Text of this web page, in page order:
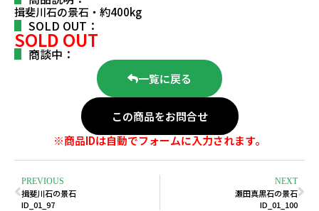
揖斐川石の景石・約400kg
SOLD OUT：
SOLD OUT
商談中：
一覧に戻る
この商品をお問合せ
※商品IDは自動でフォームに入力されます。
PREVIOUS
揖斐川石の景石
ID_01_97
NEXT
瀬田真黒石の景石
ID_01_100